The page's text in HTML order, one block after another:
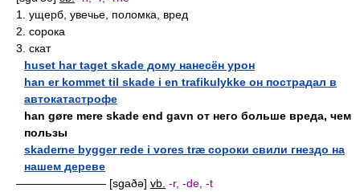
1. ущерб, увечье, поломка, вред
2. сорока
3. скат
huset har taget skade дому нанесён урон
han er kommet til skade i en trafikulykke он пострадал в
автокатастрофе
han gøre mere skade end gavn от него больше вреда, чем
пользы
skaderne bygger rede i vores træ сороки свили гнездо на
нашем дереве
———————— [sgaðə] vb. -r, -de, -t